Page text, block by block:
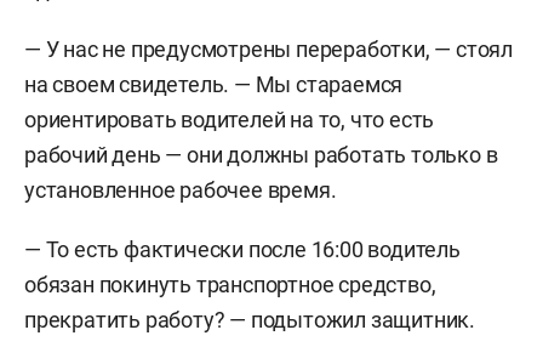
устроить в организацию жену водителя
Златковского.Екатерина Златковская
принята дорожной рабочей, но по факту не
работала и получала зарплату, которую
переводила своему мужу. И почти за три года,
го по 2020-й, на нее «потратили» 787 тыс. рублей:
603 тыс. рублей — зарплата, остальное — налоги.
— У нас не предусмотрены переработки, — стоял
на своем свидетель. — Мы стараемся
ориентировать водителей на то, что есть
рабочий день — они должны работать только в
установленное рабочее время.
— То есть фактически после 16:00 водитель
обязан покинуть транспортное средство,
прекратить работу? — подытожил защитник.